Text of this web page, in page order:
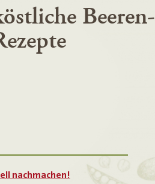
Beeren-
nachmachen!